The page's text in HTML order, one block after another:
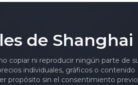
de productos de
capacidad se aceleren
segunda mitad del
de Shanghai
copiar ni reproducir ningún parte de
individuales, gráficos o contenido
propósito sin el consentimiento